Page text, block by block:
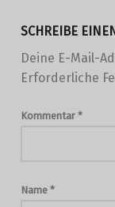
SCHREIBE
Deine E-Mail-
Erforderliche
Kommentar *
Name *